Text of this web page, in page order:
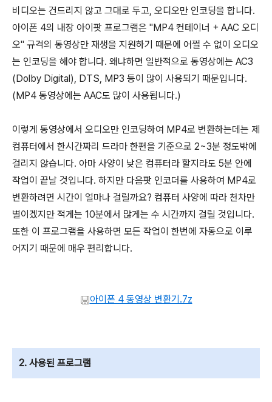
비디오는 건드리지 않고 그대로 두고, 오디오만 인코딩을 합니다.
아이폰 4의 내장 아이팟 프로그램은 "MP4 컨테이너 + AAC 오디
오" 규격의 동영상만 재생을 지원하기 때문에 어쩔 수 없이 오디오
는 인코딩을 해야 합니다. 왜냐하면 일반적으로 동영상에는 AC3
(Dolby Digital), DTS, MP3 등이 많이 사용되기 때문입니다.
(MP4 동영상에는 AAC도 많이 사용됩니다.)
이렇게 동영상에서 오디오만 인코딩하여 MP4로 변환하는데는 제
컴퓨터에서 한시간짜리 드라마 한편을 기준으로 2~3분 정도밖에
걸리지 않습니다. 아마 사양이 낮은 컴퓨터라 할지라도 5분 안에
작업이 끝날 것입니다. 하지만 다음팟 인코더를 사용하여 MP4로
변환하려면 시간이 얼마나 걸릴까요? 컴퓨터 사양에 따라 천차만
별이겠지만 적게는 10분에서 많게는 수 시간까지 걸릴 것입니다.
또한 이 프로그램을 사용하면 모든 작업이 한번에 자동으로 이루
어지기 때문에 매우 편리합니다.
아이폰 4 동영상 변환기.7z
2. 사용된 프로그램